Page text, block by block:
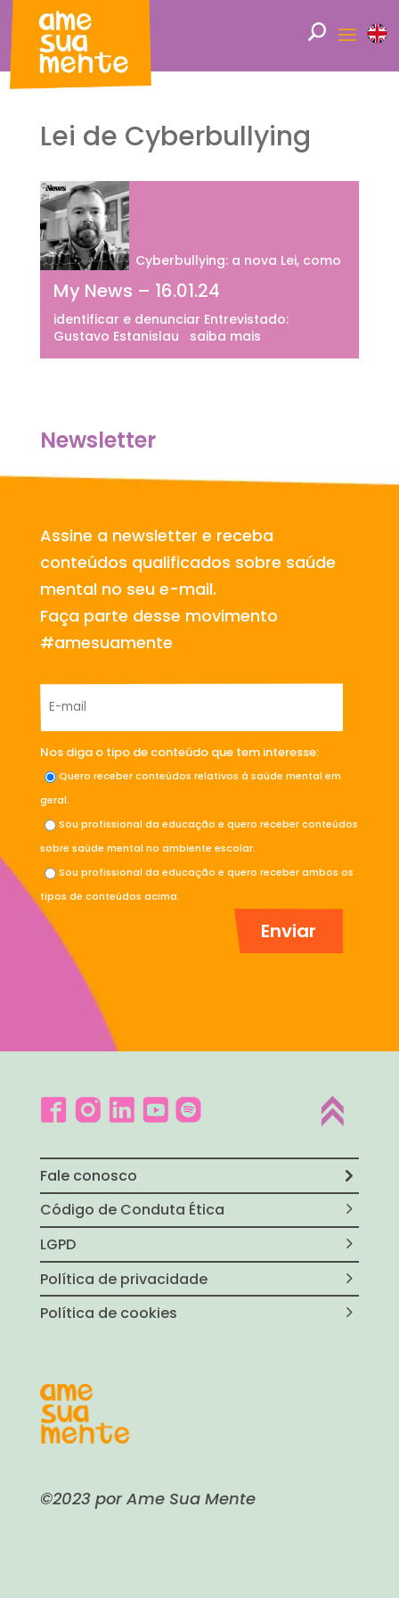
Lei de Cyberbullying
My News – 16.01.24
Cyberbullying: a nova Lei, como
identificar e denunciar Entrevistado:
Gustavo Estanislau saiba mais
Newsletter
Assine a newsletter e receba
conteúdos qualificados sobre saúde
mental no seu e-mail.
Faça parte desse movimento
#amesuamente
Nos diga o tipo de conteúdo que tem interesse:
Quero receber conteúdos relativos à saúde mental em
geral.
Sou profissional da educação e quero receber conteúdos
sobre saúde mental no ambiente escolar.
Sou profissional da educação e quero receber ambos os
tipos de conteúdos acima.
Fale conosco
Código de Conduta Ética
LGPD
Política de privacidade
Política de cookies
©2023 por Ame Sua Mente